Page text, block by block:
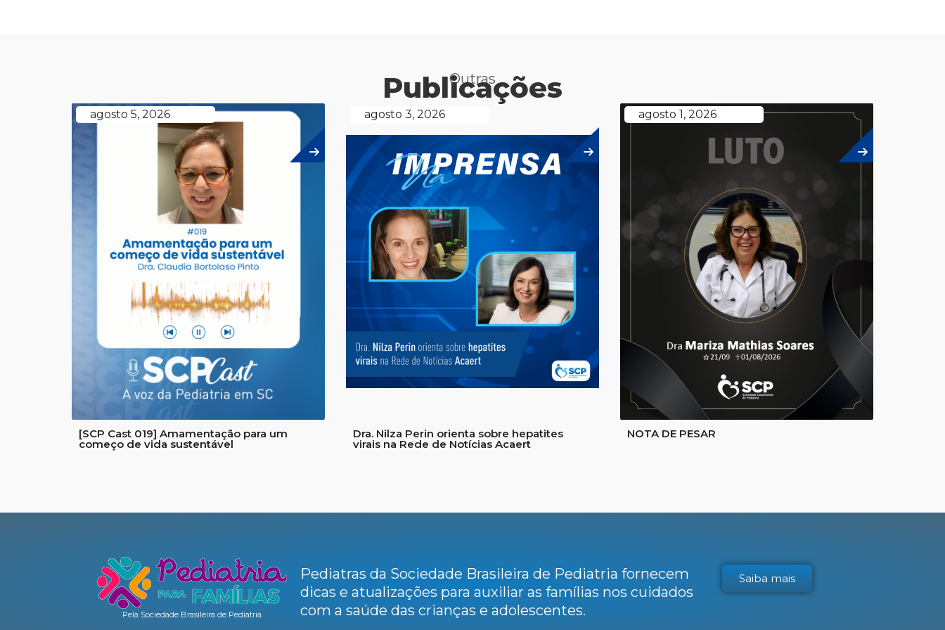
Outras
Publicações
agosto 5, 2026
[SCP Cast 019] Amamentação para um
começo de vida sustentável
agosto 3, 2026
Dra. Nilza Perin orienta sobre hepatites
virais na Rede de Notícias Acaert
agosto 1, 2026
NOTA DE PESAR
Pela Sociedade Brasileira de Pediatria
Pediatras da Sociedade Brasileira de Pediatria fornecem
dicas e atualizações para auxiliar as famílias nos cuidados
com a saúde das crianças e adolescentes.
Saiba mais